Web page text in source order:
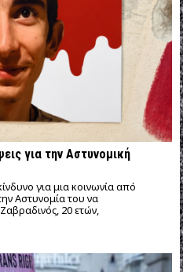
για την Αστυνομική
για μια κοινωνία από
Αστυνομία του να
20 ετών,